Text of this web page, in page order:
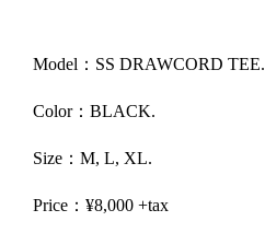
Model：SS DRAWCORD TEE.
Color：BLACK.
Size：M, L, XL.
Price：¥8,000 +tax